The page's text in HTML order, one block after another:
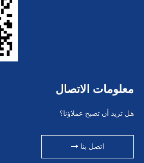
معلومات الاتصال
هل تريد أن تصبح عملاؤنا؟
اتصل بنا